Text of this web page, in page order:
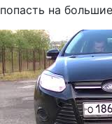
попасть на